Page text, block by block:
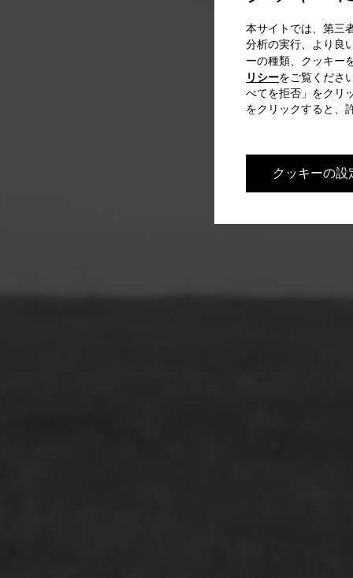
本サイトでは、第三
分析の実行、より良
ーの種類、クッキー
リシーをご覧くださ
べてを拒否」をクリ
をクリックすると、
クッキーの設